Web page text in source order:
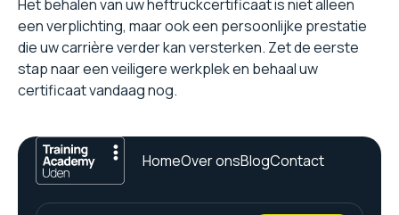
Het behalen van uw heftruckcertificaat is niet alleen
een verplichting, maar ook een persoonlijke prestatie
die uw carrière verder kan versterken. Zet de eerste
stap naar een veiligere werkplek en behaal uw
certificaat vandaag nog.
HomeOver onsBlogContact